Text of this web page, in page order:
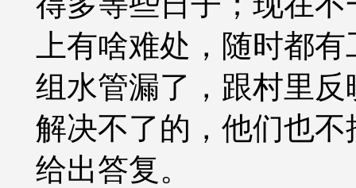
上有啥难处，随时都
组水管漏了，跟村里
解决不了的，他们也
给出答复。